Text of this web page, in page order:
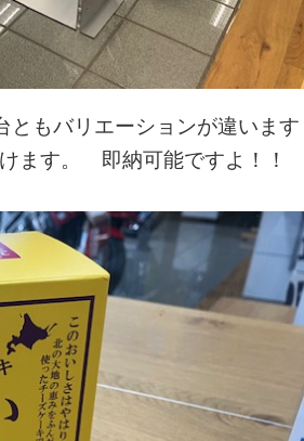
もバリエーションが違います
ます。 即納可能ですよ！！